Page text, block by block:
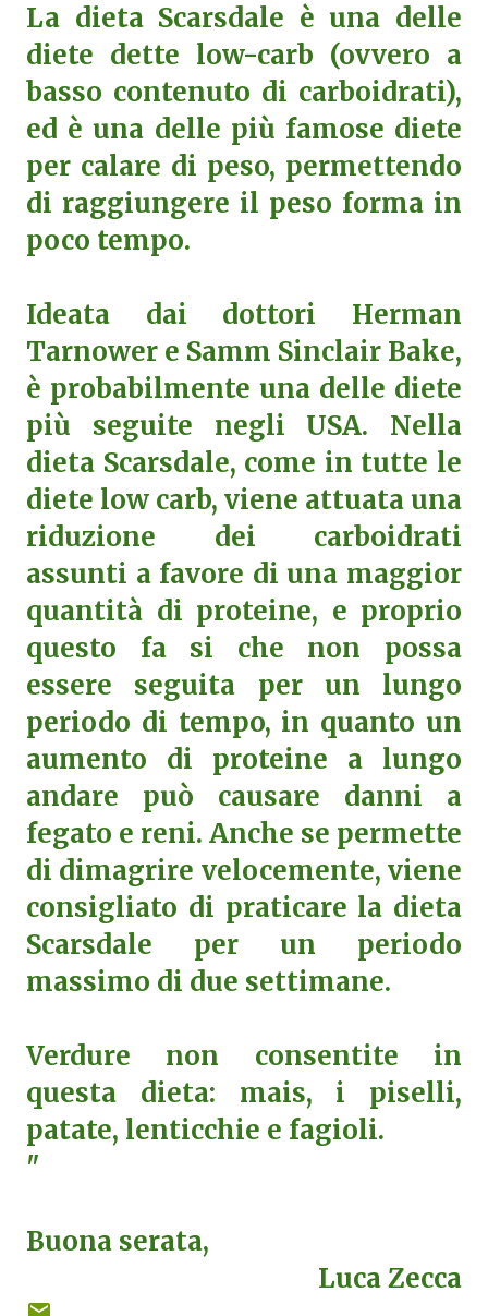
La dieta Scarsdale è una delle
diete dette low-carb (ovvero a
basso contenuto di carboidrati),
ed è una delle più famose diete
per calare di peso, permettendo
di raggiungere il peso forma in
poco tempo.
Ideata dai dottori Herman
Tarnower e Samm Sinclair Bake,
è probabilmente una delle diete
più seguite negli USA. Nella
dieta Scarsdale, come in tutte le
diete low carb, viene attuata una
riduzione dei carboidrati
assunti a favore di una maggior
quantità di proteine, e proprio
questo fa si che non possa
essere seguita per un lungo
periodo di tempo, in quanto un
aumento di proteine a lungo
andare può causare danni a
fegato e reni. Anche se permette
di dimagrire velocemente, viene
consigliato di praticare la dieta
Scarsdale per un periodo
massimo di due settimane.
Verdure non consentite in
questa dieta: mais, i piselli,
patate, lenticchie e fagioli.
"
Buona serata,
Luca Zecca